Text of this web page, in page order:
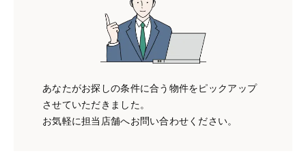
あなたがお探しの条件に合う物件をピックアップ
させていただきました。
お気軽に担当店舗へお問い合わせください。